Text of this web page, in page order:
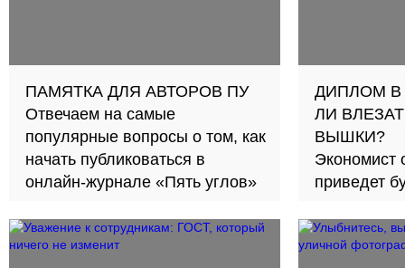
ПАМЯТКА ДЛЯ АВТОРОВ ПУ
Отвечаем на самые
популярные вопросы о том, как
начать публиковаться в
онлайн-журнале «Пять углов»
ДИПЛОМ В
ЛИ
ВЫШКИ?
Экономист
приведет